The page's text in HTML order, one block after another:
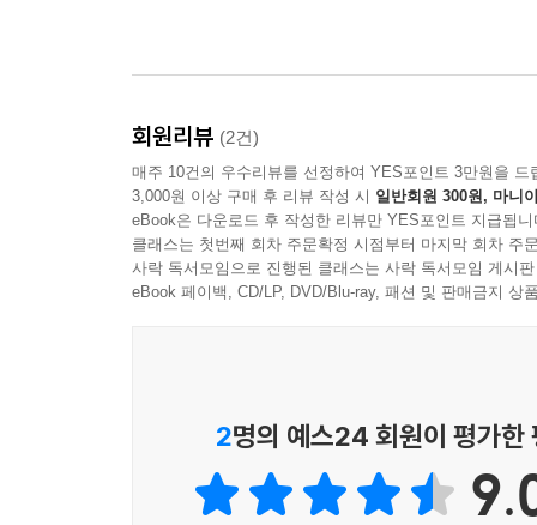
회원리뷰 (2건)
매주 10건의 우수리뷰를 선정하여 YES포인트 3만원을 드
3,000원 이상 구매 후 리뷰 작성 시 일반회원 300원, 마니
eBook은 다운로드 후 작성한 리뷰만 YES포인트 지급됩니
클래스는 첫번째 회차 주문확정 시점부터 마지막 회차 주
사락 독서모임으로 진행된 클래스는 사락 독서모임 게시
eBook 페이백, CD/LP, DVD/Blu-ray, 패션 및 판매금지 상
2명의 예스24 회원이 평가한